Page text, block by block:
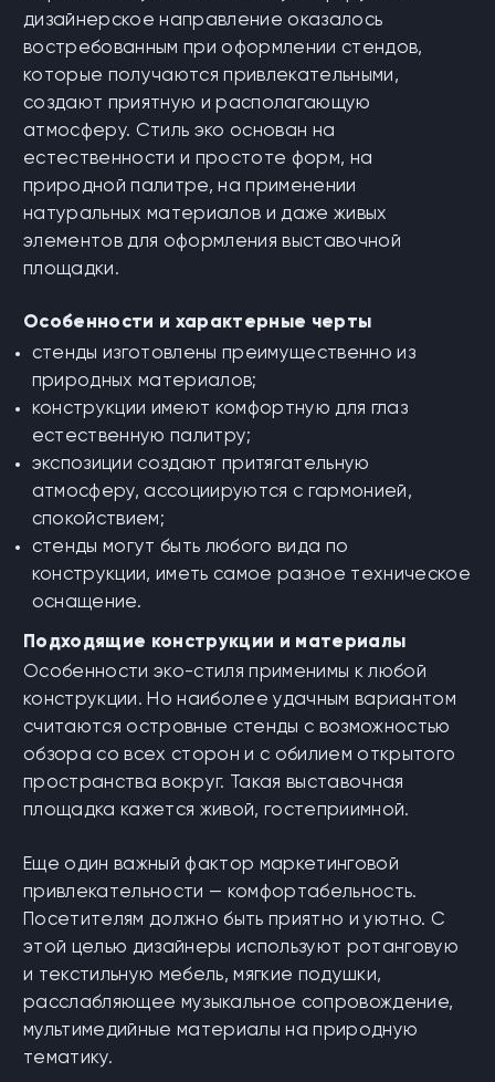
дизайнерское направление оказалось
востребованным при оформлении стендов,
которые получаются привлекательными,
создают приятную и располагающую
атмосферу. Стиль эко основан на
естественности и простоте форм, на
природной палитре, на применении
натуральных материалов и даже живых
элементов для оформления выставочной
площадки.
Особенности и характерные черты
стенды изготовлены преимущественно из
природных материалов;
конструкции имеют комфортную для глаз
естественную палитру;
экспозиции создают притягательную
атмосферу, ассоциируются с гармонией,
спокойствием;
стенды могут быть любого вида по
конструкции, иметь самое разное техническое
оснащение.
Подходящие конструкции и материалы
Особенности эко-стиля применимы к любой
конструкции. Но наиболее удачным вариантом
считаются островные стенды с возможностью
обзора со всех сторон и с обилием открытого
пространства вокруг. Такая выставочная
площадка кажется живой, гостеприимной.
Еще один важный фактор маркетинговой
привлекательности — комфортабельность.
Посетителям должно быть приятно и уютно. С
этой целью дизайнеры используют ротанговую
и текстильную мебель, мягкие подушки,
расслабляющее музыкальное сопровождение,
мультимедийные материалы на природную
тематику.